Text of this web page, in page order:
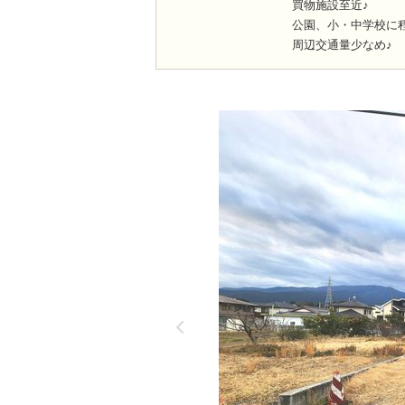
買物施設至近♪
公園、小・中学校に
周辺交通量少なめ♪